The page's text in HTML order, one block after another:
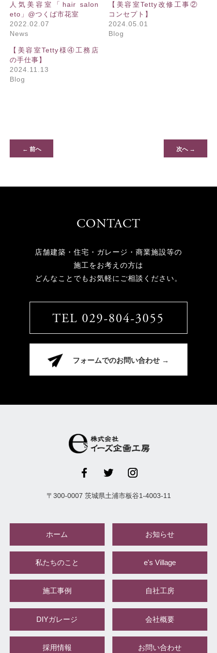
人気美容室「hair salon
eto」@つくば市花室
2022.02.07
News
【美容室Tetty改修工事②
コンセプト】
2024.05.01
Blog
【美容室Tetty様④工務店
の手仕事】
2024.11.13
Blog
← 前へ 次へ →
CONTACT
店舗建築・住宅・ガレージ・商業施設等の
施工をお考えの方は
どんなことでもお気軽にご相談ください。
TEL 029-804-3055
フォームでのお問い合わせ →
〒 300-0007 茨城県土浦市板谷1-4003-11
ホーム お知らせ
私たちのこと e's Village
施工事例 自社工房
DIYガレージ 会社概要
採用情報 お問い合わせ